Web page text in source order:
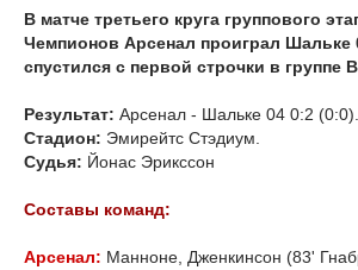
В матче третьего круга группового
Чемпионов Арсенал проиграл Шальке
спустился с первой строчки в группе
Результат: Арсенал - Шальке 04 0:2 (0:0).
Стадион: Эмирейтс Стэдиум.
Судья: Йонас Эрикссон
Составы команд:
Арсенал: Манноне, Дженкинсон (83'